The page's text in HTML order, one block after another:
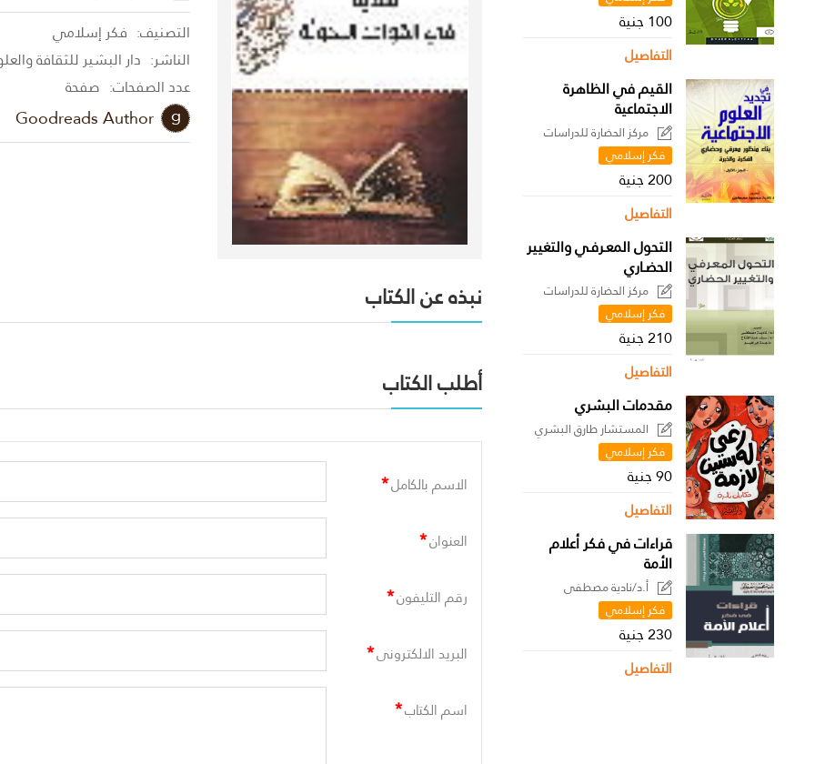
100 جنية
التفاصيل
القيم في الظاهرة
الاجتماعية
مركز الحضارة للدراسات
السياسية
فكر إسلامي
200 جنية
التفاصيل
التحول المعـرفـي والتغيير
الحضـاري
مركز الحضارة للدراسات
السياسية
فكر إسلامي
210 جنية
التفاصيل
مقدمات البشري
المستشار طارق البشري
فكر إسلامي
90 جنية
التفاصيل
قراءات في فكر أعلام
الأمة
أ.د/نادية مصطفى
فكر إسلامي
230 جنية
التفاصيل
التصنيف: فكر إسلامي
الناشر: دار البشير للثقافة
عدد الصفحات: صفحة
Goodreads Author
نبذه عن الكتاب
أطلب الكتاب
الاسم بالكامل*
العنوان*
رقم التليفون*
البريد الالكترونى*
اسم الكتاب*